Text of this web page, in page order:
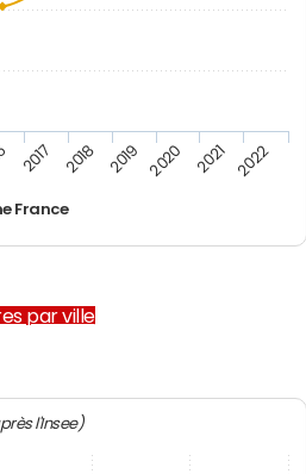
France
2017 2018 2019 2020 2021 2022
par ville
l'Insee)